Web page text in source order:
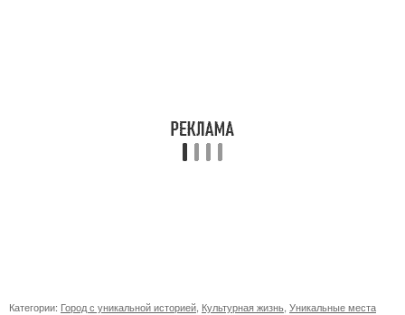
Категории: Город с уникальной историей Культурная жизнь Уникальные места